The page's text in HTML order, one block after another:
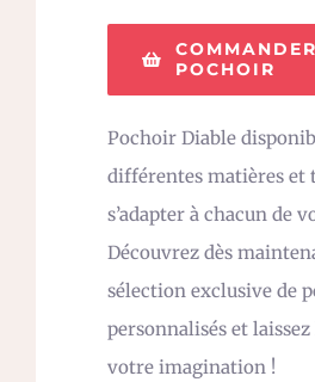
POCHOIR
Pochoir Diable
différentes matières et
s’adapter à chacun de
Découvrez dès
sélection exclusive de
personnalisés et
votre imagination !